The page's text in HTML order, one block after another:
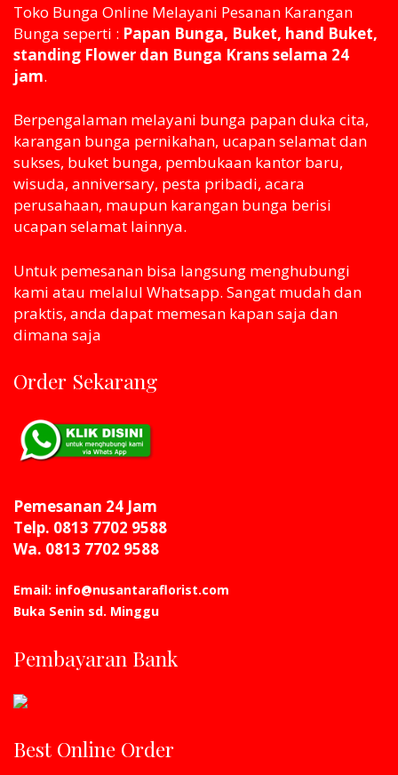
Toko Bunga Online Melayani Pesanan Karangan
Bunga seperti : Papan Bunga, Buket, hand Buket,
standing Flower dan Bunga Krans selama 24
jam.
Berpengalaman melayani bunga papan duka cita,
karangan bunga pernikahan, ucapan selamat dan
sukses, buket bunga, pembukaan kantor baru,
wisuda, anniversary, pesta pribadi, acara
perusahaan, maupun karangan bunga berisi
ucapan selamat lainnya.
Untuk pemesanan bisa langsung menghubungi
kami atau melaluI Whatsapp. Sangat mudah dan
praktis, anda dapat memesan kapan saja dan
dimana saja
Order Sekarang
Pemesanan 24 Jam
Telp. 0813 7702 9588
Wa. 0813 7702 9588
Email: info@nusantaraflorist.com
Buka Senin sd. Minggu
Pembayaran Bank
Best Online Order